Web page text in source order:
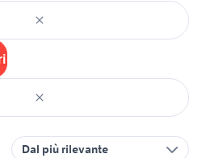
Dal più rilevante